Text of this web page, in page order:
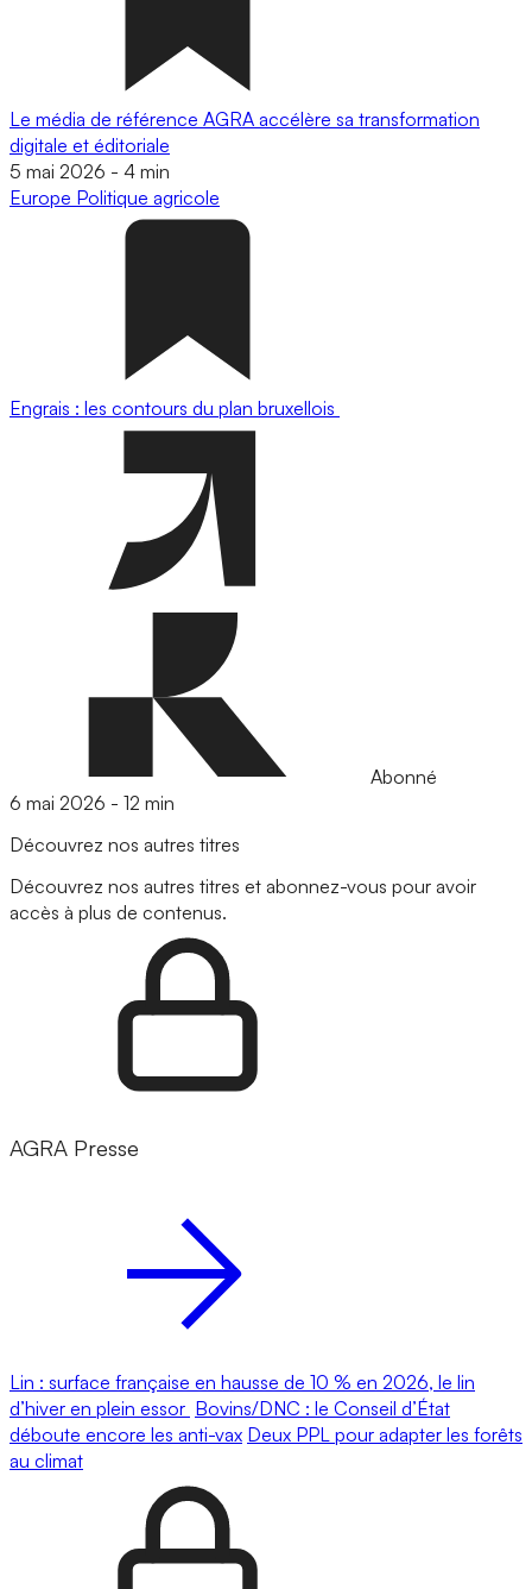
Le média de référence AGRA accélère sa transformation
digitale et éditoriale
5 mai 2026 - 4 min
Europe Politique agricole
Engrais : les contours du plan bruxellois
Abonné
6 mai 2026 - 12 min
Découvrez nos autres titres
Découvrez nos autres titres et abonnez-vous pour avoir
accès à plus de contenus.
AGRA Presse
Lin : surface française en hausse de 10 % en 2026, le lin
d’hiver en plein essor Bovins/DNC : le Conseil d’État
déboute encore les anti-vax Deux PPL pour adapter les forêts
au climat